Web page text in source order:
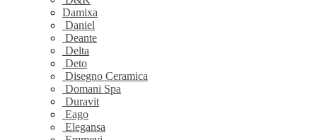
Damixa
Daniel
Deante
Delta
Deto
Disegno Ceramica
Domani Spa
Duravit
Eago
Elegansa